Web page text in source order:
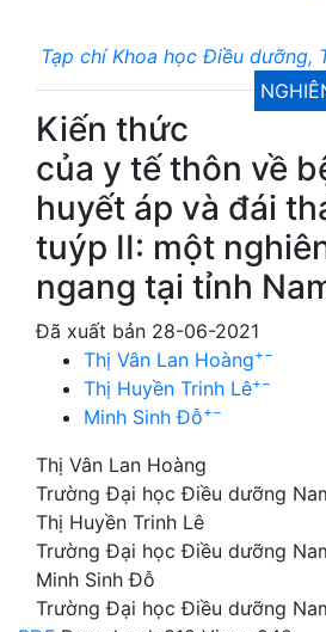
Tạp chí Khoa học Điều dưỡng,
Kiến thức
của y tế thôn về
huyết áp và đái
tuýp II: một
ngang tại tỉnh
Đã xuất bản 28-06-2021
Thị Vân Lan Hoàng+−
Thị Huyền Trinh Lê+−
Minh Sinh Đỗ+−
Thị Vân Lan Hoàng
Trường Đại học Điều dưỡng
Thị Huyền Trinh Lê
Trường Đại học Điều dưỡng
Minh Sinh Đỗ
Trường Đại học Điều dưỡng